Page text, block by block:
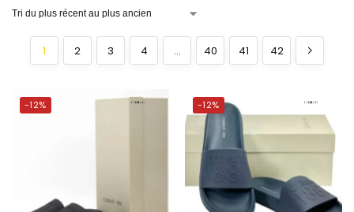
1 2 3 4 … 40 41 42
-12% -12%